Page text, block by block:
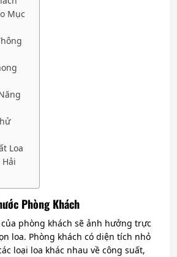
Mục
Loa
Phòng Khách
phòng khách sẽ ảnh hưởng trực
loa. Phòng khách có diện tích nhỏ
loại loa khác nhau về công suất,